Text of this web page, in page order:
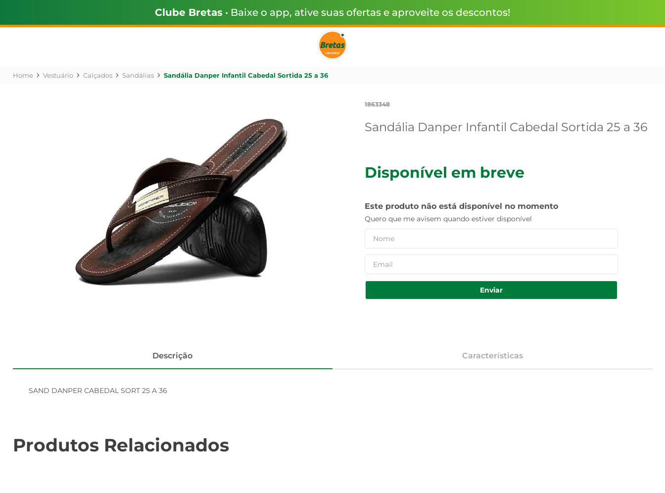
Clube Bretas • Baixe o app, ative suas ofertas e aproveite os descontos!
Vestuário Calçados Sandálias Sandália Danper Infantil Cabedal Sortida 25 a 36
1863348
Sandália Danper Infantil Cabedal Sortida 25 a 36
Disponível em breve
Este produto não está disponível no momento
Quero que me avisem quando estiver disponível
Enviar
Descrição Características
SAND DANPER CABEDAL SORT 25 A 36
Produtos Relacionados